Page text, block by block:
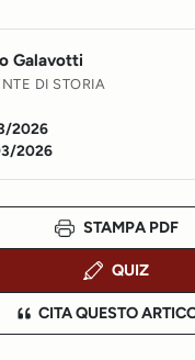
Galavotti
DI STORIA
2026
2026
STAMPA PDF
QUIZ
CITA QUESTO